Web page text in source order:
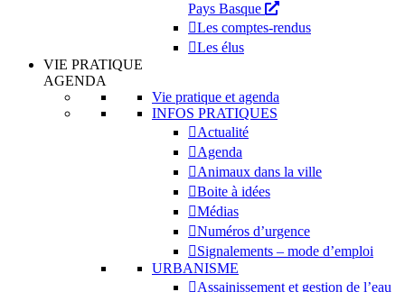
Pays Basque
Les comptes-rendus
Les élus
VIE PRATIQUE
AGENDA
Vie pratique et agenda
INFOS PRATIQUES
Actualité
Agenda
Animaux dans la ville
Boite à idées
Médias
Numéros d’urgence
Signalements – mode d’emploi
URBANISME
Assainissement et gestion de l’eau